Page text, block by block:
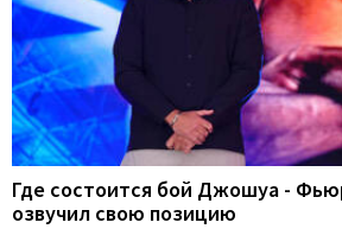
Где состоится бой Джошуа -
озвучил свою позицию